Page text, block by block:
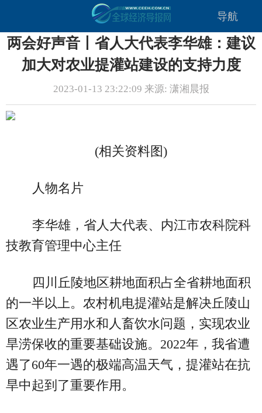
导航
两会好声音丨省人大代表李华雄：建议
加大对农业提灌站建设的支持力度
2023-01-13 23:22:09 来源: 潇湘晨报
(相关资料图)
人物名片
李华雄，省人大代表、内江市农科院科
技教育管理中心主任
四川丘陵地区耕地面积占全省耕地面积
的一半以上。农村机电提灌站是解决丘陵山
区农业生产用水和人畜饮水问题，实现农业
旱涝保收的重要基础设施。2022年，我省遭
遇了60年一遇的极端高温天气，提灌站在抗
旱中起到了重要作用。